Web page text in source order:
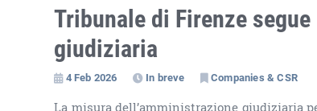
Tribunale di Firenze
giudiziaria
4 Feb 2026 In breve Companies & CSR
La misura dell’amministrazione giudiziaria